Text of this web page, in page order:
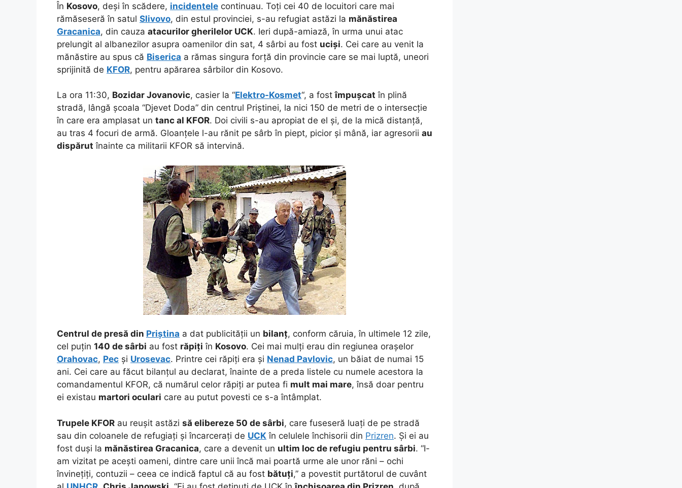
În Kosovo, deși în scădere, incidentele continuau. Toți cei 40 de locuitori care mai
rămăseseră în satul Slivovo, din estul provinciei, s-au refugiat astăzi la mănăstirea
Gracanica, din cauza atacurilor gherilelor UCK. Ieri după-amiază, în urma unui atac
prelungit al albanezilor asupra oamenilor din sat, 4 sârbi au fost uciși. Cei care au venit la
mănăstire au spus că Biserica a rămas singura forță din provincie care se mai luptă, uneori
sprijinită de KFOR, pentru apărarea sârbilor din Kosovo.
La ora 11:30, Bozidar Jovanovic, casier la “Elektro-Kosmet“, a fostîmpușcat în plină
stradă, lângă școala “Djevet Doda” din centrul Priștinei, la nici 150 de metri de o intersecție
în care era amplasat un tanc al KFOR. Doi civili s-au apropiat de el și, de la mică distanță,
au tras 4 focuri de armă. Gloanțele l-au rănit pe sârb în piept, picior și mână, iar agresorii au
dispărut înainte ca militarii KFOR să intervină.
Centrul de presă din Priștina a dat publicității un bilanț, conform căruia, în ultimele 12 zile,
cel puțin 140 de sârbi au fost răpiți în Kosovo. Cei mai mulți erau din regiunea orașelor
Orahovac, Pec și Urosevac. Printre cei răpiți era și Nenad Pavlovic, un băiat de numai 15
ani. Cei care au făcut bilanțul au declarat, înainte de a preda listele cu numele acestora la
comandamentul KFOR, că numărul celor răpiți ar putea fi mult mai mare, însă doar pentru
ei existau martori oculari care au putut povesti ce s-a întâmplat.
Trupele KFOR au reușit astăzi să elibereze 50 de sârbi, care fuseseră luați de pe stradă
sau din coloanele de refugiați și încarcerați de UCK în celulele închisorii din Prizren. Și ei au
fost duși la mănăstirea Gracanica, care a devenit un ultim loc de refugiu pentru sârbi. “I-
am vizitat pe acești oameni, dintre care unii încă mai poartă urme ale unor răni – ochi
învinețiți, contuzii – ceea ce indică faptul că au fost bătuți,” a povestit purtătorul de cuvânt